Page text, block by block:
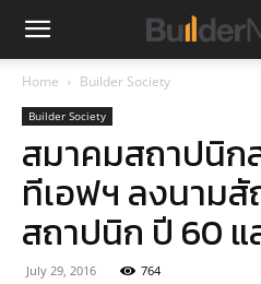
Home Builder Society
Builder Society
สมาคมสถาปนิก
ทีเอฟฯ ลงนาม
สถาปนิก ปี 60 แ
July 29, 2016 764